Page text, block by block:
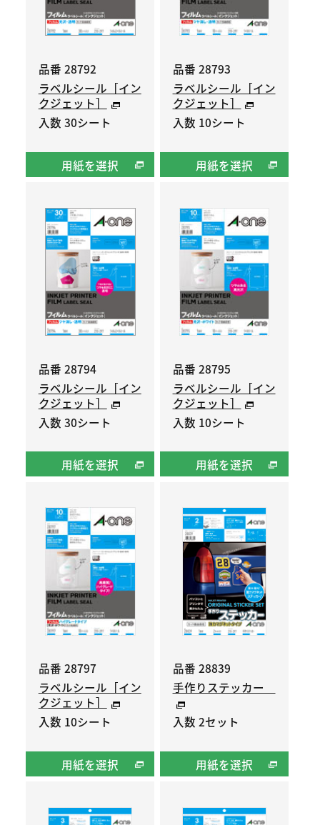
品番 28792
ラベルシール［イン
クジェット］
入数 30シート
用紙を選択
品番 28793
ラベルシール［イン
クジェット］
入数 10シート
用紙を選択
品番 28794
ラベルシール［イン
クジェット］
入数 30シート
用紙を選択
品番 28795
ラベルシール［イン
クジェット］
入数 10シート
用紙を選択
品番 28797
ラベルシール［イン
クジェット］
入数 10シート
用紙を選択
品番 28839
手作りステッカー
入数 2セット
用紙を選択